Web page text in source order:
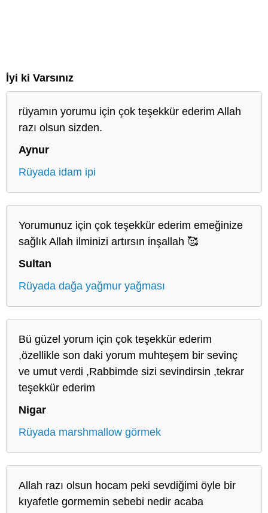
İyi ki Varsınız
rüyamın yorumu için çok teşekkür ederim Allah
razı olsun sizden.
Aynur
Rüyada idam ipi
Yorumunuz için çok teşekkür ederim emeğinize
sağlık Allah ilminizi artırsın inşallah 🥰
Sultan
Rüyada dağa yağmur yağması
Bü güzel yorum için çok teşekkür ederim
,özellikle son daki yorum muhteşem bir sevinç
ve umut verdi ,Rabbimde sizi sevindirsin ,tekrar
teşekkür ederim
Nigar
Rüyada marshmallow görmek
Allah razı olsun hocam peki sevdiğimi öyle bir
kıyafetle gormemin sebebi nedir acaba